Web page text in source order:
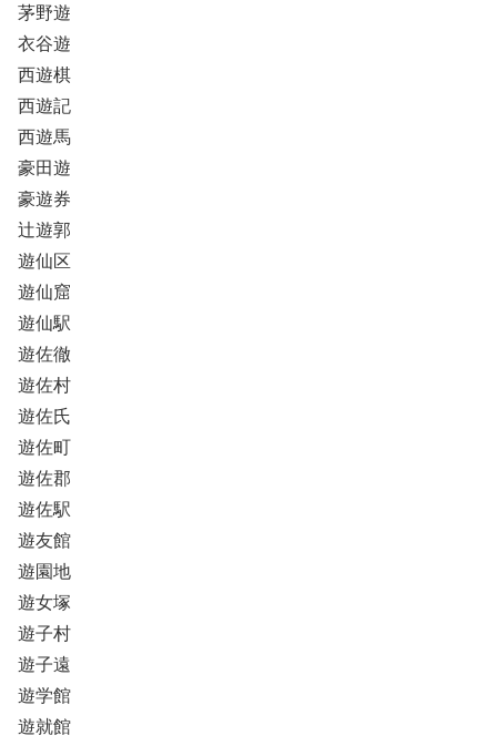
茅野遊
衣谷遊
西遊棋
西遊記
西遊馬
豪田遊
豪遊券
辻遊郭
遊仙区
遊仙窟
遊仙駅
遊佐徹
遊佐村
遊佐氏
遊佐町
遊佐郡
遊佐駅
遊友館
遊園地
遊女塚
遊子村
遊子遠
遊学館
遊就館